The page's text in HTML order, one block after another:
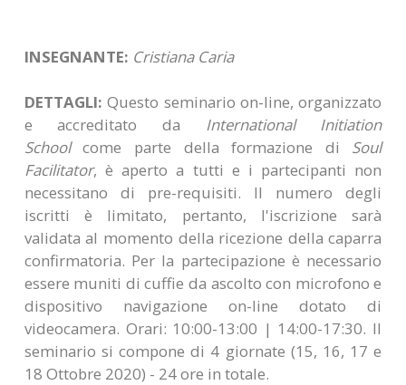
INSEGNANTE: Cristiana Caria
DETTAGLI:Questo seminario on-line, organizzato
e accreditato da International Initiation
Schoolcome parte della formazione di Soul
Facilitator, è aperto a tutti e i partecipanti non
necessitano di pre-requisiti. Il numero degli
iscritti è limitato, pertanto, l'iscrizione sarà
validata al momento della ricezione della caparra
confirmatoria. Per la partecipazione è necessario
essere muniti di cuffie da ascolto con microfono e
dispositivo navigazione on-line dotato di
videocamera. Orari: 10:00-13:00 | 14:00-17:30. Il
seminario si compone di 4 giornate (15, 16, 17 e
18 Ottobre 2020) - 24 ore in totale.